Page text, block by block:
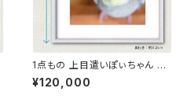
1点もの 上目遣いぽぃちゃん 写
真［額装］額＋マット付 【B_0012
p】
¥120,000